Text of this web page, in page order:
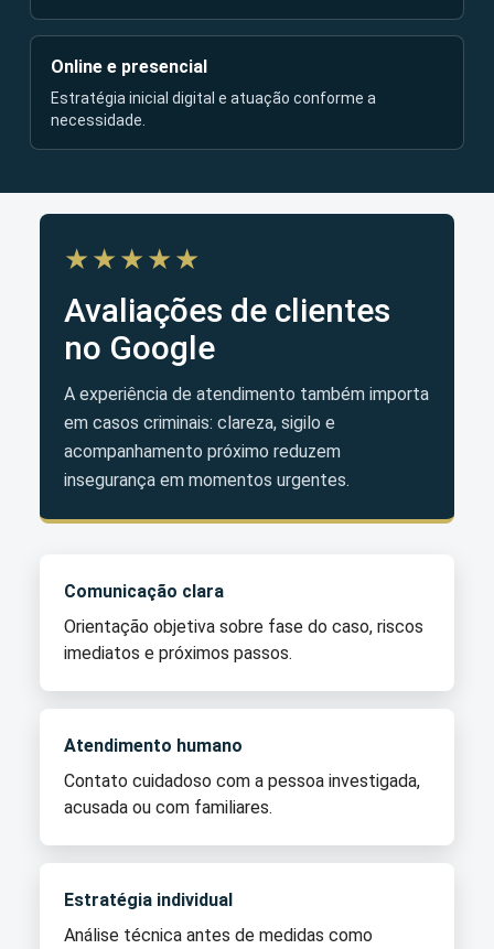
Online e presencial
Estratégia inicial digital e atuação conforme a
necessidade.
★★★★★
Avaliações de clientes
no Google
A experiência de atendimento também importa
em casos criminais: clareza, sigilo e
acompanhamento próximo reduzem
insegurança em momentos urgentes.
Comunicação clara
Orientação objetiva sobre fase do caso, riscos
imediatos e próximos passos.
Atendimento humano
Contato cuidadoso com a pessoa investigada,
acusada ou com familiares.
Estratégia individual
Análise técnica antes de medidas como